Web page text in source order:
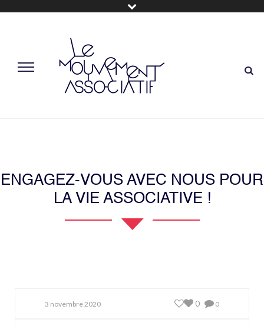
ENGAGEZ-VOUS AVEC NOUS POUR
LA VIE ASSOCIATIVE !
3 novembre 2020 0
0